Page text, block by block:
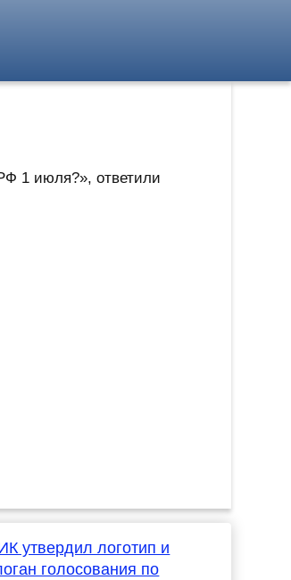
1 июля?», ответили
утвердил логотип и
голосования по